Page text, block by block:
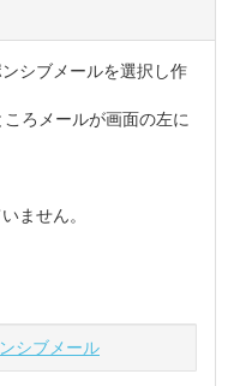
シブメールを選択し作
ろメールが画面の左に
ません。
シブメール